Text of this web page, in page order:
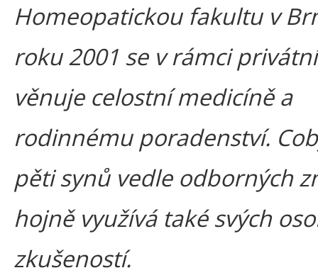
Homeopatickou fakultu v
roku 2001 se v rámci
věnuje celostní medicíně a
rodinnému poradenství.
pěti synů vedle odborných
hojně využívá také svých
zkušeností.